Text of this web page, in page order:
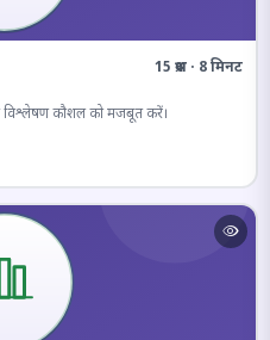
15 प्रश्न · 8 मिनट
विश्लेषण कौशल को मजबूत करें।